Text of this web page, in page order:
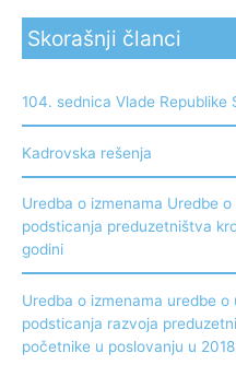
Skorašnji članci
104. sednica Vlade Republike
Kadrovska rešenja
Uredba o izmenama Uredbe
podsticanja preduzetništva
godini
Uredba o izmenama uredbe
podsticanja razvoja
početnike u poslovanju u